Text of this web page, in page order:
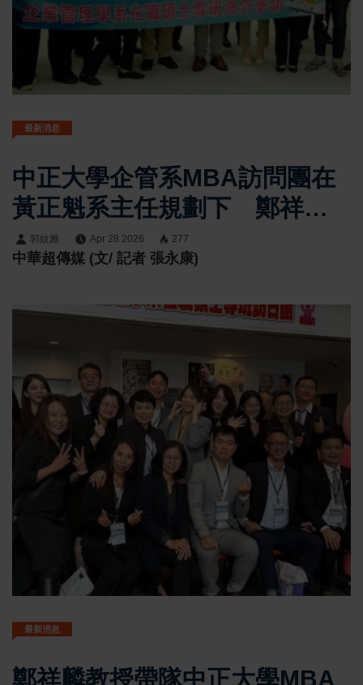
最新消息
中正大學企管系MBA訪問團在
黃正魁系主任規劃下 鄭祥麟
教授帶隊參訪熊本市政府 日
方接待團隊由經濟觀光局創業
支援課坂口亮與國際課詹侑佳
親自接待解析台積電效應下地
方創生轉型策略
郭紋雅 Apr 28 2026 277
中華超傳媒 (文/ 記者 張永康)
最新消息
鄭祥麟教授帶隊中正大學MBA